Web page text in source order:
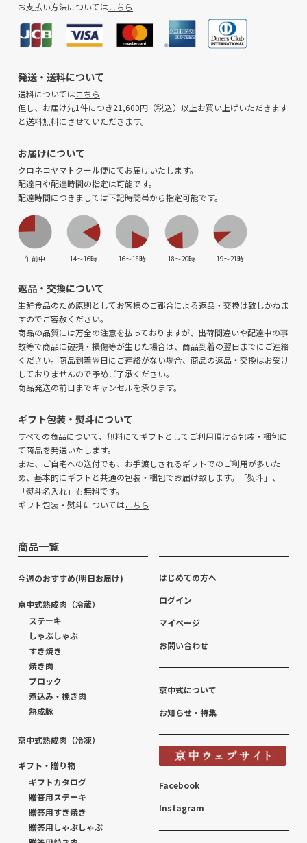
お支払い方法についてはこちら
発送・送料について
送料についてはこちら
但し、お届け先1件につき21,600円（税込）以上お買い上げいただきます
と送料無料にさせていただきます。
お届けについて
クロネコヤマトクール便にてお届けいたします。
配達日や配達時間の指定は可能です。
配達時間につきましては下記時間帯から指定可能です。
午前中 14〜16時 16〜18時 18〜20時 19〜21時
返品・交換について
生鮮食品のため原則としてお客様のご都合による返品・交換は致しかねま
すのでご容赦ください。
商品の品質には万全の注意を払っておりますが、出荷間違いや配達中の事
故等で商品に破損・損傷等が生じた場合は、商品到着の翌日までにご連絡
ください。商品到着翌日にご連絡がない場合、商品の返品・交換はお受け
しておりませんので予めご了承ください。
商品発送の前日までキャンセルを承ります。
ギフト包装・熨斗について
すべての商品について、無料にてギフトとしてご利用頂ける包装・梱包に
て商品を発送いたします。
また、ご自宅への送付でも、お手渡しされるギフトでのご利用が多いた
め、基本的にギフトと共通の包装・梱包でお届け致します。「熨斗」、
「熨斗名入れ」も無料です。
ギフト包装・熨斗についてはこちら
商品一覧
今週のおすすめ(明日お届け)
京中式熟成肉（冷蔵）
ステーキ
しゃぶしゃぶ
すき焼き
焼き肉
ブロック
煮込み・挽き肉
熟成豚
京中式熟成肉（冷凍）
ギフト・贈り物
ギフトカタログ
贈答用ステーキ
贈答用すき焼き
贈答用しゃぶしゃぶ
はじめての方へ
ログイン
マイページ
お問い合わせ
京中式について
お知らせ・特集
Facebook
Instagram